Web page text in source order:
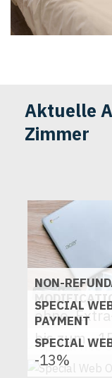
Aktuelle
Zimmer
NON-
ohne
SPECIAL
PAYMENT
bis zum -
SPECIAL
-13%